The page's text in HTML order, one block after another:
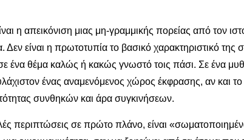
η απεικόνιση μιας μη-γραμμικής πορείας από τον
είναι η πρωτοτυπία το βασικό χαρακτηριστικό
ένα θέμα καλώς ή κακώς γνωστό τοις πάσι. Σε ένα
ένας αναμενόμενος χώρος έκφρασης, αν και
συνθηκών και άρα συγκινήσεων.
περιπτώσεις σε πρώτο πλάνο, είναι